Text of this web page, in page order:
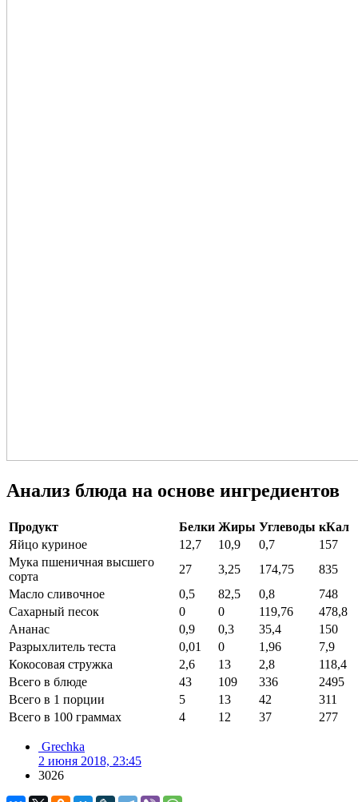
Анализ блюда на основе ингредиентов
Продукт Белки Жиры Углеводы кКал
Яйцо куриное
12,7 10,9 0,7
157
Мука пшеничная высшего
сорта
27 3,25 174,75
835
Масло сливочное
0,5 82,5 0,8
748
Сахарный песок
0 0 119,76
478,8
Ананас
0,9 0,3 35,4
150
Разрыхлитель теста
0,01 0 1,96
7,9
Кокосовая стружка
2,6 13 2,8
118,4
Всего в блюде
43 109 336
2495
Всего в 1 порции
5 13 42
311
Всего в 100 граммах
4 12 37 277
Grechka
2 июня 2018, 23:45
3026